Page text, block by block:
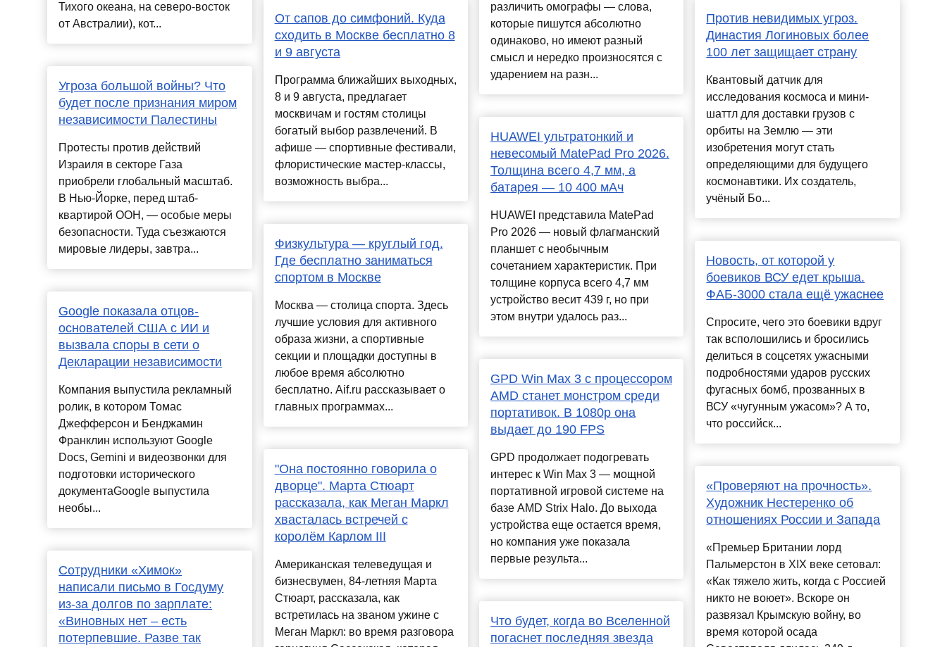
Тихого океана, на северо-восток
от Австралии), кот...
Угроза большой войны? Что
будет после признания миром
независимости Палестины
Протесты против действий
Израиля в секторе Газа
приобрели глобальный масштаб.
В Нью-Йорке, перед штаб-
квартирой ООН, — особые меры
безопасности. Туда съезжаются
мировые лидеры, завтра...
Google показала отцов-
основателей США с ИИ и
вызвала споры в сети о
Декларации независимости
Компания выпустила рекламный
ролик, в котором Томас
Джефферсон и Бенджамин
Франклин используют Google
Docs, Gemini и видеозвонки для
подготовки исторического
документаGoogle выпустила
необы...
Сотрудники «Химок»
написали письмо в Госдуму
из-за долгов по зарплате:
«Виновных нет – есть
потерпевшие. Разве так
От сапов до симфоний. Куда
сходить в Москве бесплатно 8
и 9 августа
Программа ближайших выходных,
8 и 9 августа, предлагает
москвичам и гостям столицы
богатый выбор развлечений. В
афише — спортивные фестивали,
флористические мастер-классы,
возможность выбра...
Физкультура — круглый год.
Где бесплатно заниматься
спортом в Москве
Москва — столица спорта. Здесь
лучшие условия для активного
образа жизни, а спортивные
секции и площадки доступны в
любое время абсолютно
бесплатно. Aif.ru рассказывает о
главных программах...
"Она постоянно говорила о
дворце". Марта Стюарт
рассказала, как Меган Маркл
хвасталась встречей с
королём Карлом III
Американская телеведущая и
бизнесвумен, 84-летняя Марта
Стюарт, рассказала, как
встретилась на званом ужине с
Меган Маркл: во время разговора
различить омографы ― слова,
которые пишутся абсолютно
одинаково, но имеют разный
смысл и нередко произносятся с
ударением на разн...
HUAWEI ультратонкий и
невесомый MatePad Pro 2026.
Толщина всего 4,7 мм, а
батарея — 10 400 мАч
HUAWEI представила MatePad
Pro 2026 — новый флагманский
планшет с необычным
сочетанием характеристик. При
толщине корпуса всего 4,7 мм
устройство весит 439 г, но при
этом внутри удалось раз...
GPD Win Max 3 с процессором
AMD станет монстром среди
портативок. В 1080p она
выдает до 190 FPS
GPD продолжает подогревать
интерес к Win Max 3 — мощной
портативной игровой системе на
базе AMD Strix Halo. До выхода
устройства еще остается время,
но компания уже показала
первые результа...
Что будет, когда во Вселенной
погаснет последняя звезда
Против невидимых угроз.
Династия Логиновых более
100 лет защищает страну
Квантовый датчик для
исследования космоса и мини-
шаттл для доставки грузов с
орбиты на Землю — эти
изобретения могут стать
определяющим­и для будущего
космонавтики. Их создател­ь,
учёный Бо...
Новость, от которой у
боевиков ВСУ едет крыша.
ФАБ-3000 стала ещё ужаснее
Спросите, чего это боевики вдруг
так всполошились и бросились
делиться в соцсетях ужасными
подробностями ударов русских
фугасных бомб, прозванных в
ВСУ «чугунным ужасом»? А то,
что российск...
«Проверяют на прочность».
Художник Нестеренко об
отношениях России и Запада
«Премьер Британии лорд
Пальмерстон в XIX веке сетовал:
«Как тяжело жить, когда с Россией
никто не воюет». Вскоре он
развязал Крымскую войну, во
время которой осада